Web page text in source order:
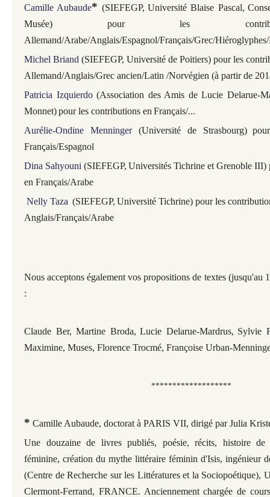
Camille Aubaude* (SIEFEGP, Université Blaise Pascal,
Musée)
pour les
Allemand/Arabe/Anglais/Espagnol/Français/Grec/Hiéroglyphes/
Michel Briand (SIEFEGP, Université de Poitiers) pour les
Allemand/Anglais/Grec ancien/Latin /Norvégien (à partir de
Patricia Izquierdo(Association des Amis de Lucie Delarue-
Monnet)pour les contributions en Français/...
Aurélie-Ondine Menninger(Université de Strasbourg)
Français/Espagnol
Dina Sahyouni (SIEFEGP, Universités Tichrine et Grenoble III)
en Français/Arabe
Nelly Taza (SIEFEGP, Université Tichrine) pour les
Anglais/Français/Arabe
Nous acceptons également vos propositions de textes (jusqu'au
:
Claude Ber, Martine Broda, Lucie Delarue-Mardrus, Sylvie
Maximine, Muses, Florence Trocmé, Françoise Urban-
*******************
* Camille Aubaude, doctorat à PARIS VII, dirigé par Julia
Une douzaine de livres publiés, poésie, récits, histoire de
féminine, création du mythe littéraire féminin d'Isis, ingénieur
(Centre de Recherche sur les Littératures et la Sociopoétique),
Clermont-Ferrand, FRANCE. Anciennement chargée de